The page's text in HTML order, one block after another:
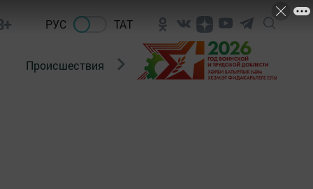
РУС ТАТ
Происшествия Новости Госавтоинспекции